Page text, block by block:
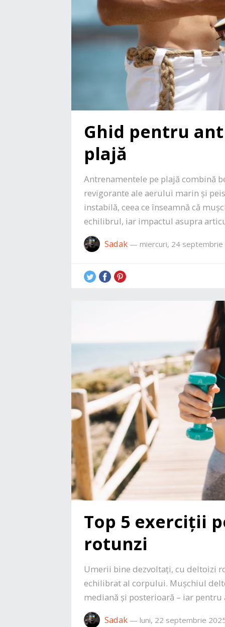
Ghid pentru
plajă
Antrenamentele pe plajă combină
revigorante ale aerului marin și
instabilă, ceea ce înseamnă că
echilibrul, iar impactul asupra
Sadak — miercuri, 24
Top 5 exerciții
rotunzi
Umerii bine dezvoltați, cu deltoizi
echilibrat al corpului. Mușchiul
mediană și posterioară – iar
Sadak — luni, 22 septembrie